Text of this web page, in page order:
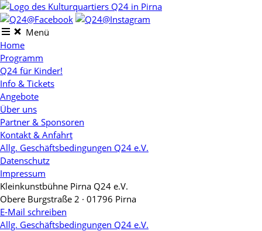
Skip
to
contentMenü
Home
Programm
Q24 für Kinder!
Info & Tickets
Angebote
Über uns
Partner & Sponsoren
Kontakt & Anfahrt
Allg. Geschäftsbedingungen Q24 e.V.
Datenschutz
Impressum
Kleinkunstbühne Pirna Q24 e.V.
Obere Burgstraße 2 · 01796 Pirna
E-Mail schreiben
Allg. Geschäftsbedingungen Q24 e.V.